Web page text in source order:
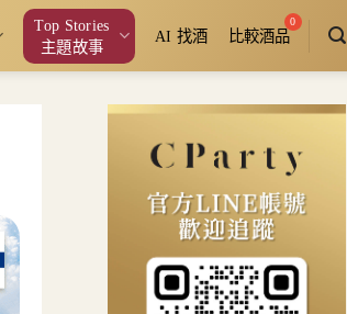
Top Stories
主題故事
AI 找酒 比較酒品